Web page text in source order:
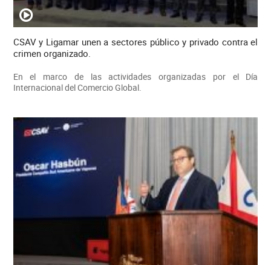
CSAV y Ligamar unen a sectores público y privado contra el
crimen organizado.
En el marco de las actividades organizadas por el Día
Internacional del Comercio Global.